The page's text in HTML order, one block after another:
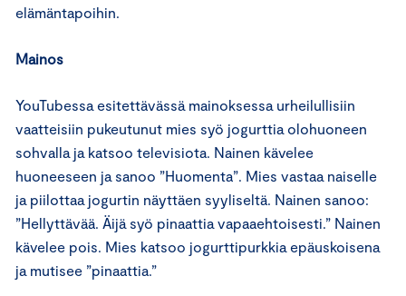
elämäntapoihin.
Mainos
YouTubessa esitettävässä mainoksessa urheilullisiin
vaatteisiin pukeutunut mies syö jogurttia olohuoneen
sohvalla ja katsoo televisiota. Nainen kävelee
huoneeseen ja sanoo ”Huomenta”. Mies vastaa naiselle
ja piilottaa jogurtin näyttäen syyliseltä. Nainen sanoo:
”Hellyttävää. Äijä syö pinaattia vapaaehtoisesti.” Nainen
kävelee pois. Mies katsoo jogurttipurkkia epäuskoisena
ja mutisee ”pinaattia.”